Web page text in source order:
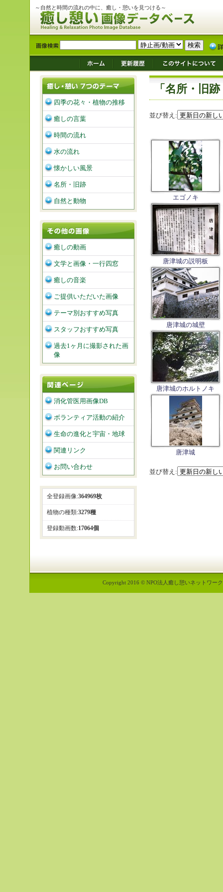
～自然と時間の流れの中に、癒し・憩いを見つける～
「名所・旧
並び替え:
エゴノキ
唐津城の説明板
唐津城の城壁
唐津城のホルトノキ
唐津城
並び替え:
四季の花々・植物の推移
癒しの言葉
時間の流れ
水の流れ
懐かしい風景
名所・旧跡
自然と動物
癒しの動画
文学と画像・一行四窓
癒しの音楽
ご提供いただいた画像
テーマ別おすすめ写真
スタッフおすすめ写真
過去1ヶ月に撮影された画
像
消化管医用画像DB
ボランティア活動の紹介
生命の進化と宇宙・地球
関連リンク
お問い合わせ
全登録画像:364969枚
植物の種類:3279種
登録動画数:17064個
Copyright 2016 © NPO法人癒し憩いネットワー